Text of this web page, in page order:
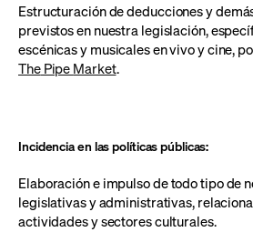
Estructuración dededucciones y
previstosen nuestra legislación,
escénicas y musicales en vivo y cine,
ThePipe Market.
Incidencia en las políticas públicas:
Elaboracióne impulsodetodo tipo de
legislativasy administrativas,
actividades y sectoresculturales.